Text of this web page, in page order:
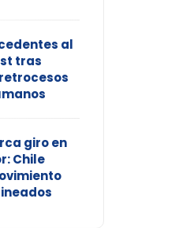
al
tras
giro en
Chile